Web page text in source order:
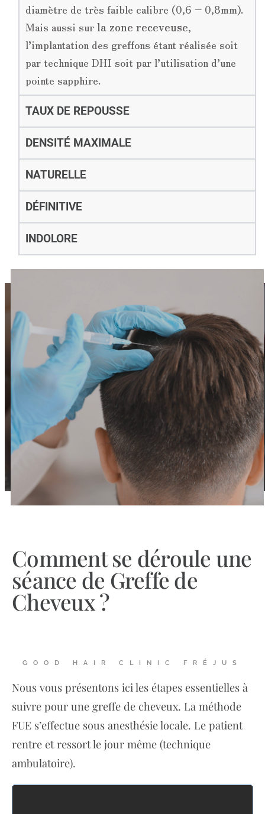
diamètre de très faible calibre (0,6 – 0,8mm).
Mais aussi surla zone receveuse,
l’implantation des greffons étant réalisée soit
par technique DHI soit par l’utilisation d’une
pointe sapphire.
TAUX DE REPOUSSE
DENSITÉ MAXIMALE
NATURELLE
DÉFINITIVE
INDOLORE
Comment se déroule une
séance de Greffe de
Cheveux ?
GOOD HAIR CLINIC FRÉJUS
Nous vous présentons ici les étapes essentielles à
suivre pour une greffe de cheveux. La méthode
FUE s’effectue sous anesthésie locale. Le patient
rentre et ressort le jour même (technique
ambulatoire).